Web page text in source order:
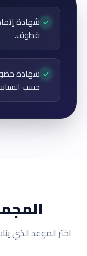
✓ شهادة
قطوف.
✓ شهادة
حسب
اختر الموعد الذي